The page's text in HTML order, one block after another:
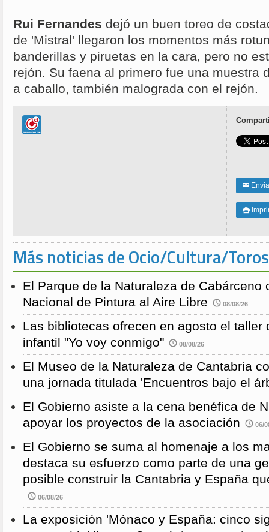
Rui Fernandes dejó un buen toreo de
de 'Mistral' llegaron los momentos más
banderillas y piruetas en la cara, pero no
rejón. Su faena al primero fue una muestra
a caballo, también malograda con el rejón.
✉

Más noticias de Ocio/Cultura/Toros
El Parque de la Naturaleza de Cabárceno
Nacional de Pintura al Aire Libre
08/08/26
Las bibliotecas ofrecen en agosto el taller
infantil "Yo voy conmigo"
08/08/26
El Museo de la Naturaleza de Cantabria
una jornada titulada 'Encuentros bajo el
El Gobierno asiste a la cena benéfica de
apoyar los proyectos de la asociación
06/
El Gobierno se suma al homenaje a los
destaca su esfuerzo como parte de una
posible construir la Cantabria y España
06/08/26
La exposición 'Mónaco y España: cinco